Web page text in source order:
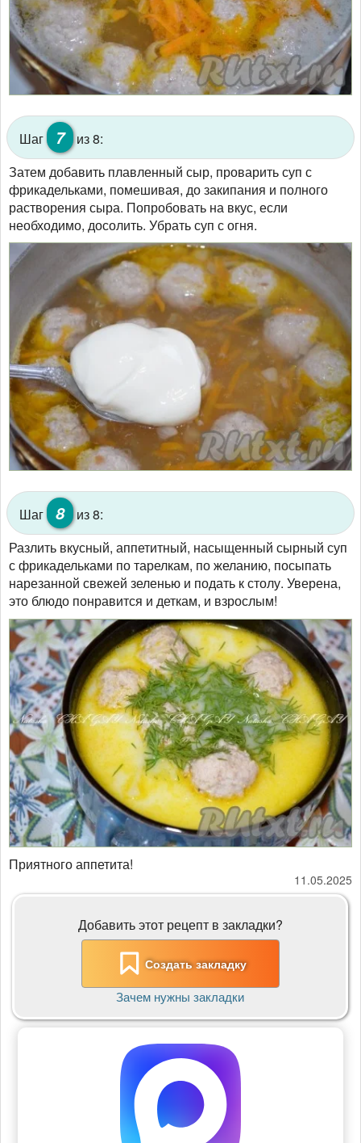
Шаг 7
из 8:
Затем добавить плавленный сыр, проварить суп с
фрикадельками, помешивая, до закипания и полного
растворения сыра. Попробовать на вкус, если
необходимо, досолить. Убрать суп с огня.
Шаг 8
из 8:
Разлить вкусный, аппетитный, насыщенный сырный суп
с фрикадельками по тарелкам, по желанию, посыпать
нарезанной свежей зеленью и подать к столу. Уверена,
это блюдо понравится и деткам, и взрослым!
Приятного аппетита!
11.05.2025
Добавить этот рецепт в закладки?
Создать закладку
Зачем нужны закладки